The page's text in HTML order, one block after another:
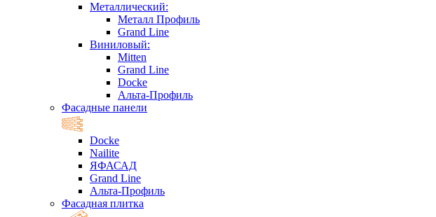
Металлический:
Металл Профиль
Grand Line
Виниловый:
Mitten
Grand Line
Docke
Альта-Профиль
Фасадные панели
Docke
Nailite
ЯФАСАД
Grand Line
Альта-Профиль
Фасадная плитка